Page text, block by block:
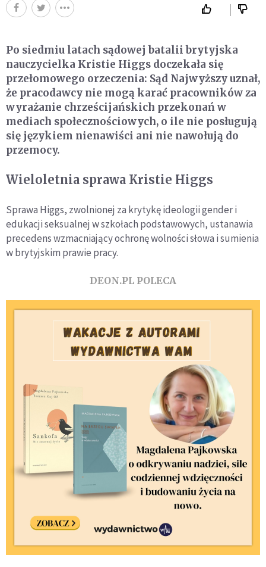
Po siedmiu latach sądowej batalii brytyjska
nauczycielka Kristie Higgs doczekała się
przełomowego orzeczenia: Sąd Najwyższy uznał,
że pracodawcy nie mogą karać pracowników za
wyrażanie chrześcijańskich przekonań w
mediach społecznościowych, o ile nie posługują
się językiem nienawiści ani nie nawołują do
przemocy.
Wieloletnia sprawa Kristie Higgs
Sprawa Higgs, zwolnionej za krytykę ideologii gender i
edukacji seksualnej w szkołach podstawowych, ustanawia
precedens wzmacniający ochronę wolności słowa i sumienia
w brytyjskim prawie pracy.
DEON.PL POLECA